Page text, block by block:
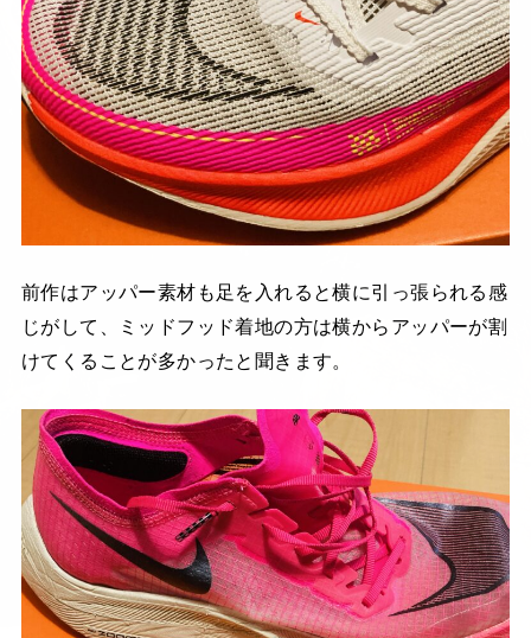
前作はアッパー素材も足を入れると横に引っ張られる感
じがして、ミッドフッド着地の方は横からアッパーが割
けてくることが多かったと聞きます。